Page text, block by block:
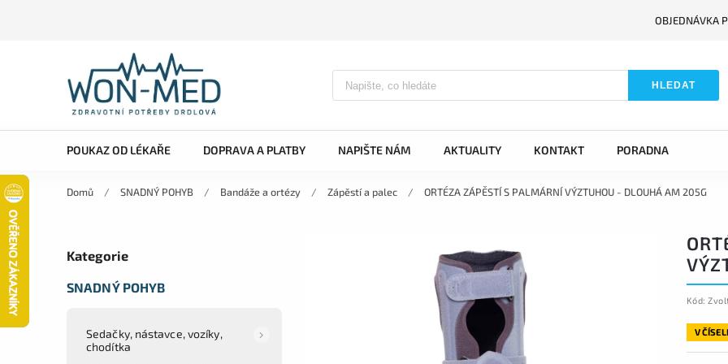
OBJEDNÁVKA
HLEDAT
POUKAZ OD LÉKAŘE DOPRAVA A PLATBY NAPIŠTE NÁM AKTUALITY KONTAKT PORADNA
Domů / SNADNÝ POHYB / Bandáže a ortézy / Zápěstí a palec / ORTÉZA ZÁPĚSTÍ S PALMÁRNÍ VÝZTUHOU - DLOUHÁ AM 205G
Kategorie
SNADNÝ POHYB
Sedačky, nástavce, vozíky,
chodítka
Kód:
V